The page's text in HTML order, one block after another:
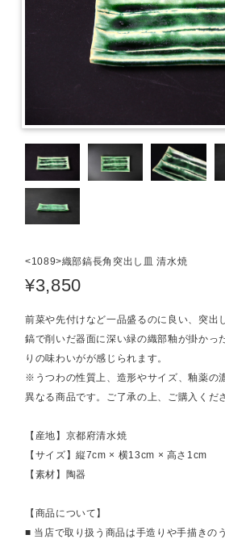
<1089>織部鎬長角突出し皿 清水焼
¥3,850
前菜や先付けなど一品盛るのに良い、突出
鎬で削いだ器面に深い緑の織部釉が掛かっ
りの味わいがが感じられます。
※うつわの性質上、造形やサイズ、釉薬の
異なる商品です。ご了承の上、ご購入くだ
【産地】京都府清水焼
【サイズ】縦7cm × 横13cm × 高さ1cm
【素材】陶器
【商品について】
■ 当店で取り扱う商品は手造りや手描きの